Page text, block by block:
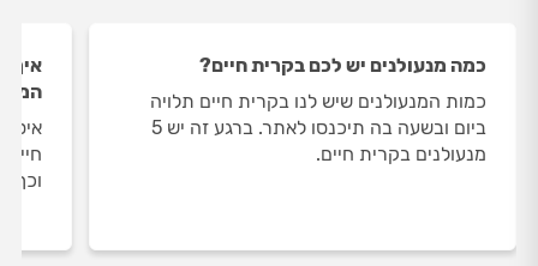
כמה מנעולנים יש לכם בקרית חיים?
כמות המנעולנים שיש לנו בקרית חיים תלויה
ביום ובשעה בה תיכנסו לאתר. ברגע זה יש 5
מנעולנים בקרית חיים.
איך
וכך